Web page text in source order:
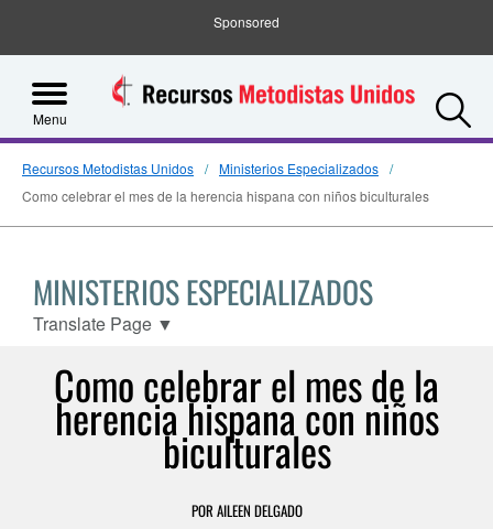
Sponsored
Menu
Recursos Metodistas Unidos
Ministerios Especializados
Como celebrar el mes de la herencia hispana con niños biculturales
MINISTERIOS ESPECIALIZADOS
Translate Page ▼
Como celebrar el mes de la
herencia hispana con niños
biculturales
POR AILEEN DELGADO